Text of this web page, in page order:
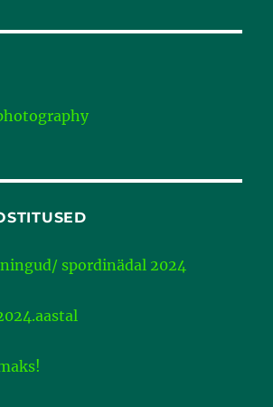
spordinädal 2024